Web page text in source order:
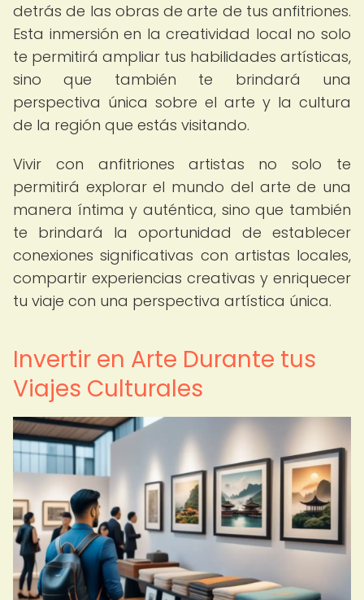
detrás de las obras de arte de tus anfitriones.
Esta inmersión en la creatividad local no solo
te permitirá ampliar tus habilidades artísticas,
sino que también te brindará una
perspectiva única sobre el arte y la cultura
de la región que estás visitando.
Vivir con anfitriones artistas no solo te
permitirá explorar el mundo del arte de una
manera íntima y auténtica, sino que también
te brindará la oportunidad de establecer
conexiones significativas con artistas locales,
compartir experiencias creativas y enriquecer
tu viaje con una perspectiva artística única.
Invertir en Arte Durante tus
Viajes Culturales